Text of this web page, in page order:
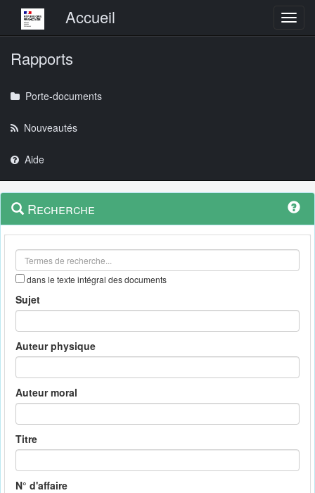
Menu principalAccueil
Rapports
Porte-documents
Nouveautés
Aide
Navigation
outils
Menu
contextuel
Recherche
dans le texte intégral des documents
Sujet
Auteur physique
Auteur moral
Titre
N° d'affaire